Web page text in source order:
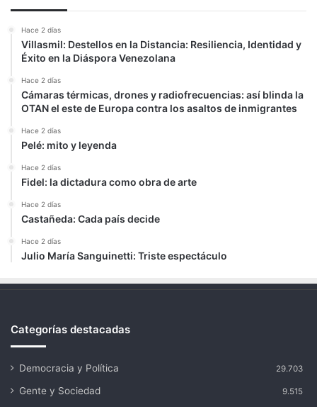
Hace 2 días
Villasmil: Destellos en la Distancia: Resiliencia, Identidad y
Éxito en la Diáspora Venezolana
Hace 2 días
Cámaras térmicas, drones y radiofrecuencias: así blinda la
OTAN el este de Europa contra los asaltos de inmigrantes
Hace 2 días
Pelé: mito y leyenda
Hace 2 días
Fidel: la dictadura como obra de arte
Hace 2 días
Castañeda: Cada país decide
Hace 2 días
Julio María Sanguinetti: Triste espectáculo
Categorías destacadas
Democracia y Política 29.703
Gente y Sociedad 9.515